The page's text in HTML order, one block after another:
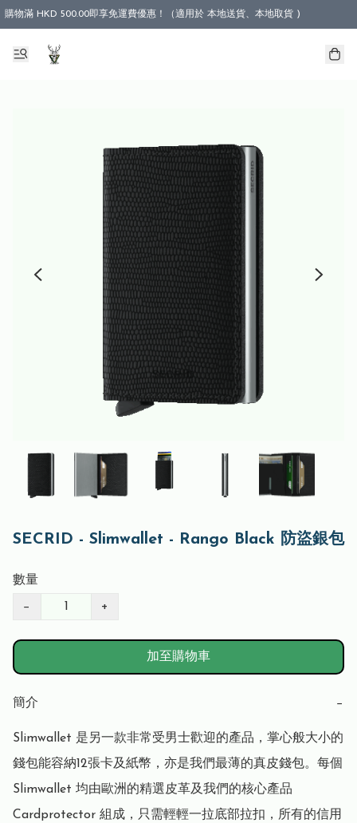
購物滿 HKD 500.00即享免運費優惠！（適用於 本地送貨、本地取貨 )
SECRID - Slimwallet - Rango Black 防盜銀包
數量
− +
加至購物車
簡介 −
Slimwallet 是另一款非常受男士歡迎的產品，掌心般大小的
錢包能容納12張卡及紙幣，亦是我們最薄的真皮錢包。每個
Slimwallet 均由歐洲的精選皮革及我們的核心產品
Cardprotector 組成，只需輕輕一拉底部拉扣，所有的信用